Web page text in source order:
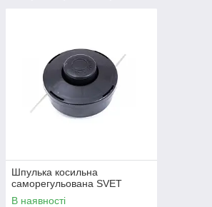
Шпулька косильна
саморегульована SVET
В наявності